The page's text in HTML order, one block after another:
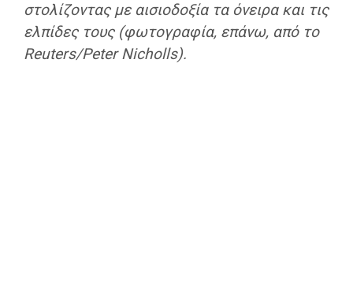
στολίζοντας με αισιοδοξία τα όνειρα και τις
ελπίδες τους (φωτογραφία, επάνω, από το
Reuters/Peter Nicholls).